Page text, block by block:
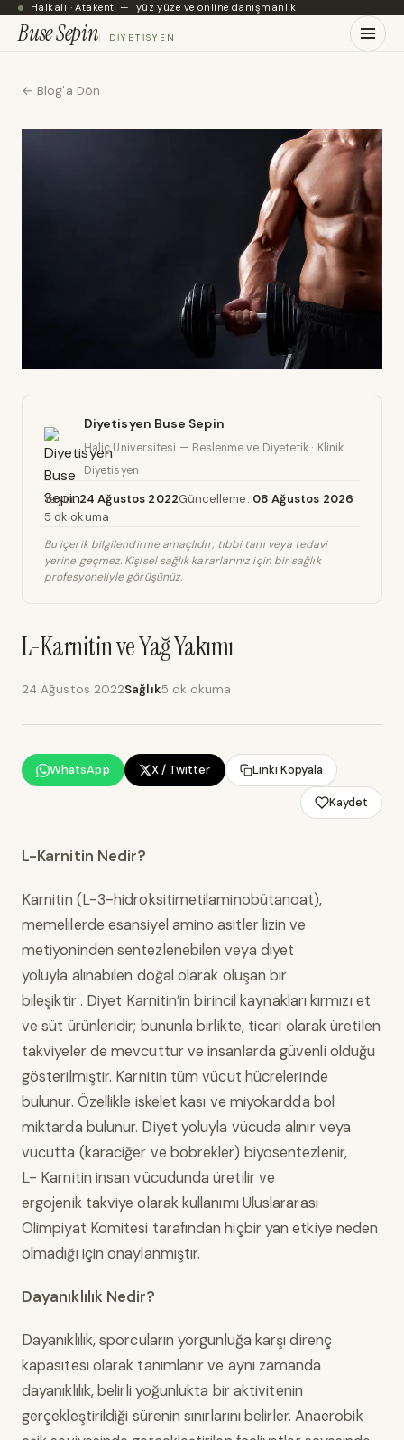
Halkalı · Atakent — yüz yüze ve online danışmanlık
Buse Sepin DIYETISYEN
← Blog'a Dön
Diyetisyen Buse Sepin
Haliç Üniversitesi — Beslenme ve Diyetetik · Klinik
Diyetisyen
Yayın:24 Ağustos 2022Güncelleme: 08 Ağustos 2026
5 dk okuma
Bu içerik bilgilendirme amaçlıdır; tıbbi tanı veya tedavi
yerine geçmez. Kişisel sağlık kararlarınız için bir sağlık
profesyoneliyle görüşünüz.
L-Karnitin ve Yağ Yakımı
24 Ağustos 2022Sağlık5 dk okuma
WhatsApp X / Twitter Linki Kopyala
Kaydet
L-Karnitin Nedir?
Karnitin (L-3-hidroksitimetilaminobütanoat),
memelilerde esansiyel amino asitler lizin ve
metiyoninden sentezlenebilen veya diyet
yoluyla alınabilen doğal olarak oluşan bir
bileşiktir . Diyet Karnitin’in birincil kaynakları kırmızı et
ve süt ürünleridir; bununla birlikte, ticari olarak üretilen
takviyeler de mevcuttur ve insanlarda güvenli olduğu
gösterilmiştir. Karnitin tüm vücut hücrelerinde
bulunur. Özellikle iskelet kası ve miyokardda bol
miktarda bulunur. Diyet yoluyla vücuda alınır veya
vücutta (karaciğer ve böbrekler) biyosentezlenir,
L- Karnitin insan vücudunda üretilir ve
ergojenik takviye olarak kullanımı Uluslararası
Olimpiyat Komitesi tarafından hiçbir yan etkiye neden
olmadığı için onaylanmıştır.
Dayanıklılık Nedir?
Dayanıklılık, sporcuların yorgunluğa karşı direnç
kapasitesi olarak tanımlanır ve aynı zamanda
dayanıklılık, belirli yoğunlukta bir aktivitenin
gerçekleştirildiği sürenin sınırlarını belirler. Anaerobik